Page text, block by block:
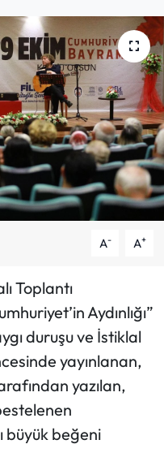
A- A+
Toplantı
Aydınlığı”
duruşu ve İstiklal
yayınlanan,
yazılan,
büyük beğeni